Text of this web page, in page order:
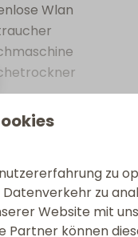
Wlan
Terrasse
Sofa
ein komfortables
zu
zu
Website mit
Partner können